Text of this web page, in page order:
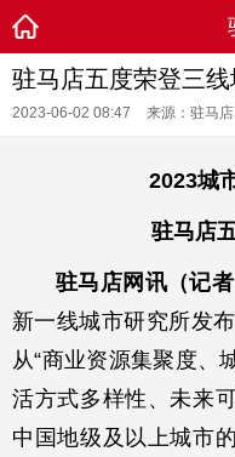
驻马店五度荣登三
2023-06-02 08:47 来源：驻马店
2023城
驻马店
驻马店网讯（记
新一线城市研究所发
从“商业资源集聚度、
活方式多样性、未来
中国地级及以上城市